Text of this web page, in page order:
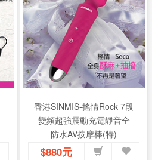
香港SINMIS-搖情Rock 7段
變頻超強震動充電靜音全
防水AV按摩棒(特)
$880元